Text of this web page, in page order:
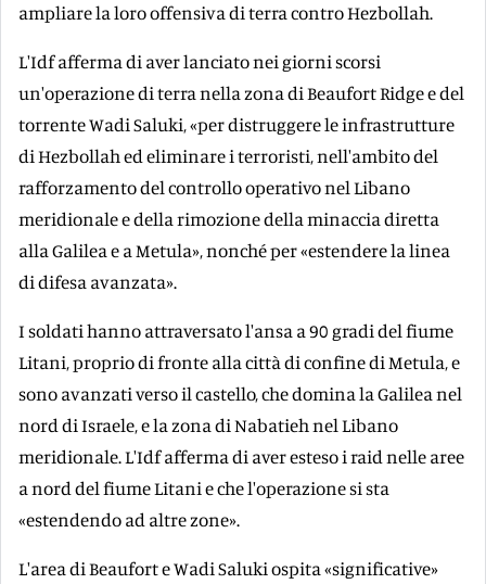
ampliare la loro offensiva di terra contro Hezbollah.
L'Idf afferma di aver lanciato nei giorni scorsi
un'operazione di terra nella zona di Beaufort Ridge e del
torrente Wadi Saluki, «per distruggere le infrastrutture
di Hezbollah ed eliminare i terroristi, nell'ambito del
rafforzamento del controllo operativo nel Libano
meridionale e della rimozione della minaccia diretta
alla Galilea e a Metula», nonché per «estendere la linea
di difesa avanzata».
I soldati hanno attraversato l'ansa a 90 gradi del fiume
Litani, proprio di fronte alla città di confine di Metula, e
sono avanzati verso il castello, che domina la Galilea nel
nord di Israele, e la zona di Nabatieh nel Libano
meridionale. L'Idf afferma di aver esteso i raid nelle aree
a nord del fiume Litani e che l'operazione si sta
«estendendo ad altre zone».
L'area di Beaufort e Wadi Saluki ospita «significative»